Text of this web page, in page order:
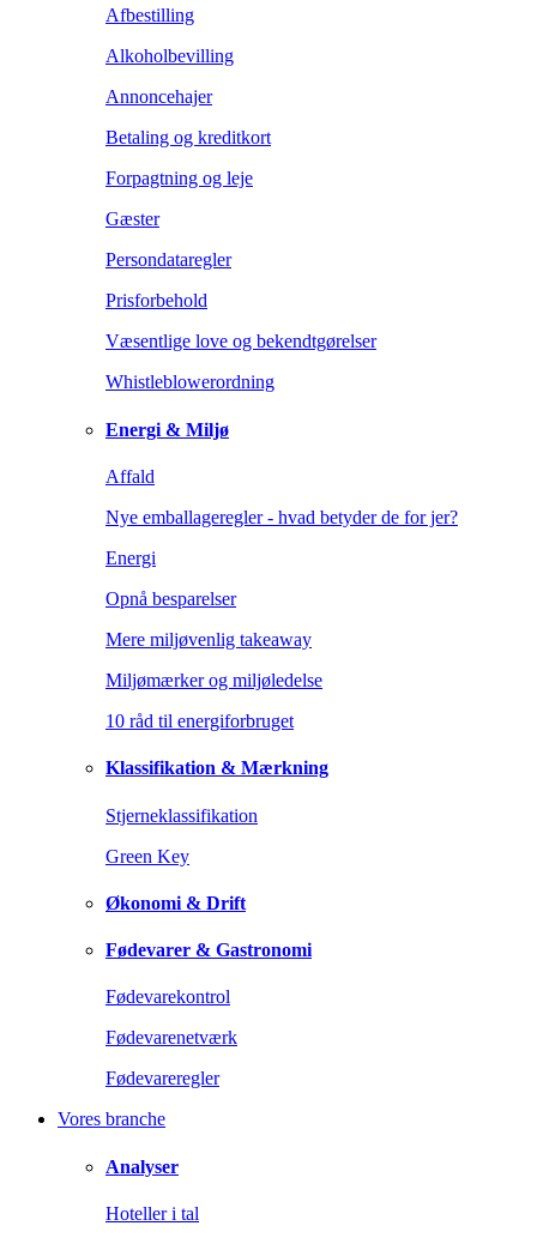
Afbestilling
Alkoholbevilling
Annoncehajer
Betaling og kreditkort
Forpagtning og leje
Gæster
Persondataregler
Prisforbehold
Væsentlige love og bekendtgørelser
Whistleblowerordning
Energi & Miljø
Affald
Nye emballageregler - hvad betyder de for jer?
Energi
Opnå besparelser
Mere miljøvenlig takeaway
Miljømærker og miljøledelse
10 råd til energiforbruget
Klassifikation & Mærkning
Stjerneklassifikation
Green Key
Økonomi & Drift
Fødevarer & Gastronomi
Fødevarekontrol
Fødevarenetværk
Fødevareregler
Vores branche
Analyser
Hoteller i tal